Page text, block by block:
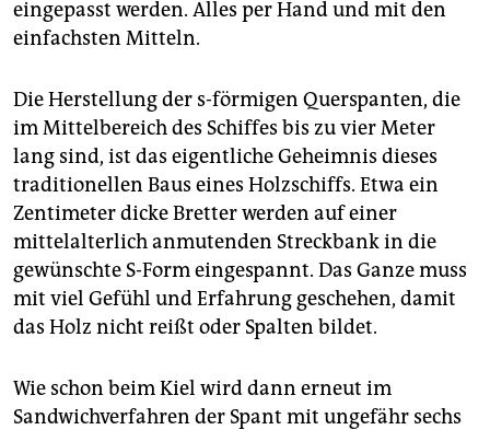
eingepasst werden. Alles per Hand und mit den
einfachsten Mitteln.
Die Herstellung der s-förmigen Querspanten, die
im Mittelbereich des Schiffes bis zu vier Meter
lang sind, ist das eigentliche Geheimnis dieses
traditionellen Baus eines Holzschiffs. Etwa ein
Zentimeter dicke Bretter werden auf einer
mittelalterlich anmutenden Streckbank in die
gewünschte S-Form eingespannt. Das Ganze muss
mit viel Gefühl und Erfahrung geschehen, damit
das Holz nicht reißt oder Spalten bildet.
Wie schon beim Kiel wird dann erneut im
Sandwichverfahren der Spant mit ungefähr sechs